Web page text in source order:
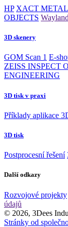
HP XACT METAL
OBJECTS
3D skenery
GOM Scan 1 E-
ZEISS INSPECT
ENGINEERING
3D tisk v praxi
Příklady aplikace
3D tisk
Postprocesní řešení
Další odkazy
Rozvojové projekty
údajů
© 2026, 3Dees
Stránky od